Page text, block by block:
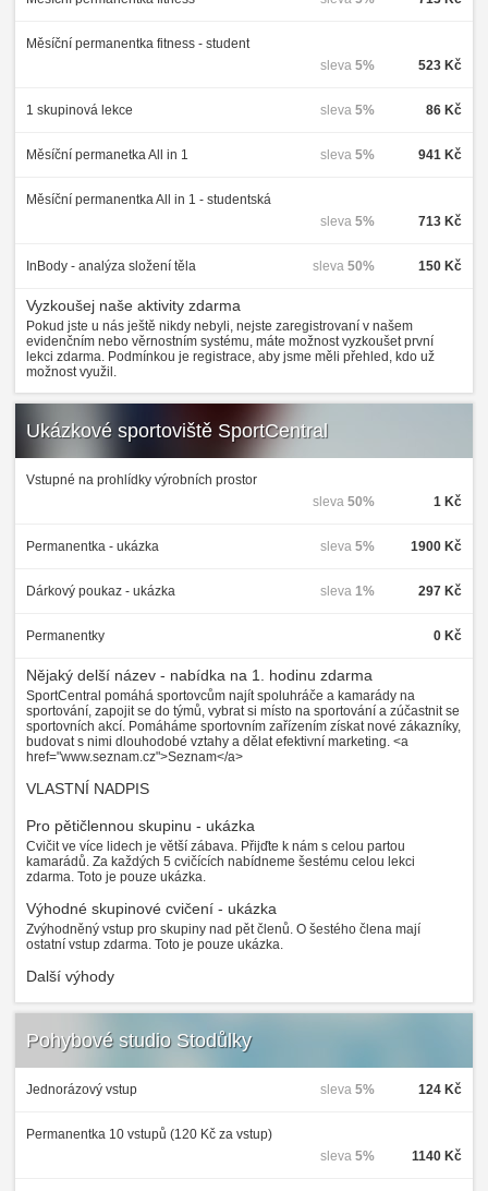
Měsíční permanentka fitness - student
523 Kč
sleva 5%
1 skupinová lekce 86 Kč
sleva 5%
Měsíční permanetka All in 1 941 Kč
sleva 5%
Měsíční permanentka All in 1 - studentská
713 Kč
sleva 5%
InBody - analýza složení těla 150 Kč
sleva 50%
Vyzkoušej naše aktivity zdarma
Pokud jste u nás ještě nikdy nebyli, nejste zaregistrovaní v našem
evidenčním nebo věrnostním systému, máte možnost vyzkoušet první
lekci zdarma. Podmínkou je registrace, aby jsme měli přehled, kdo už
možnost využil.
Ukázkové sportoviště SportCentral
Vstupné na prohlídky výrobních prostor
1 Kč
sleva 50%
Permanentka - ukázka 1900 Kč
sleva 5%
Dárkový poukaz - ukázka 297 Kč
sleva 1%
Permanentky 0 Kč
Nějaký delší název - nabídka na 1. hodinu zdarma
SportCentral pomáhá sportovcům najít spoluhráče a kamarády na
sportování, zapojit se do týmů, vybrat si místo na sportování a zúčastnit se
sportovních akcí. Pomáháme sportovním zařízením získat nové zákazníky,
budovat s nimi dlouhodobé vztahy a dělat efektivní marketing. <a
href="www.seznam.cz">Seznam</a>
VLASTNÍ NADPIS
Pro pětičlennou skupinu - ukázka
Cvičit ve více lidech je větší zábava. Přijďte k nám s celou partou
kamarádů. Za každých 5 cvičících nabídneme šestému celou lekci
zdarma. Toto je pouze ukázka.
Výhodné skupinové cvičení - ukázka
Zvýhodněný vstup pro skupiny nad pět členů. O šestého člena mají
ostatní vstup zdarma. Toto je pouze ukázka.
Další výhody
Pohybové studio Stodůlky
Jednorázový vstup 124 Kč
sleva 5%
Permanentka 10 vstupů (120 Kč za vstup)
1140 Kč
sleva 5%